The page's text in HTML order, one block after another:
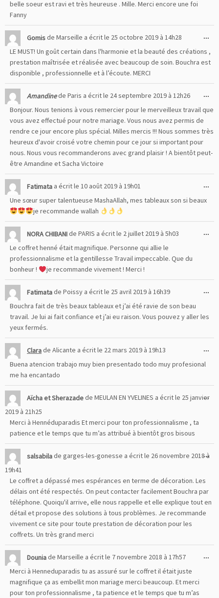
belle soeur est ravi et très heureuse . Mille. Merci encore une foi
Fanny
Gomisde Marseille a écrit le 25 octobre 2019 à 14h28
LE MUST! Un goût certain dans l'harmonie et la beauté des créations ,
prestation maîtrisée et réalisée avec beaucoup de soin. Bouchra est
disponible , professionnelle et à l’écoute. MERCI
...
Amandinede Paris a écrit le 24 septembre 2019 à 12h26
Bonjour. Nous tenions à vous remercier pour le merveilleux travail que
vous avez effectué pour notre mariage. Vous nous avez permis de
rendre ce jour encore plus spécial. Milles mercis !!! Nous sommes très
heureux d'avoir croisé votre chemin pour ce jour si important pour
nous. Nous vous recommanderons avec grand plaisir ! A bientôt peut-
être Amandine et Sacha Victoire
...
Fatimata a écrit le 10 août 2019 à 19h01
Une sœur super talentueuse MashaAllah, mes tableaux son si beaux
je recommande wallah
...
NORA CHIBANIde PARIS a écrit le 2 juillet 2019 à 5h03
Le coffret henné était magnifique. Personne qui allie le
professionnalisme et la gentillesse Travail impeccable. Que du
bonheur !
je recommande vivement ! Merci !
...
Fatimatade Poissy a écrit le 25 avril 2019 à 16h39
Bouchra fait de très beaux tableaux et j’ai été ravie de son beau
travail. Je lui ai fait confiance et j’ai eu raison. Vous pouvez y aller les
yeux fermés.
...
Clarade Alicante a écrit le 22 mars 2019 à 19h13
Buena atencion trabajo muy bien presentado todo muy profesional
me ha encantado
...
Aïcha et Sherazadede MEULAN EN YVELINES a écrit le 25 janvier
2019 à 21h25
Merci à Hennéduparadis Et merci pour ton professionnalisme , ta
patience et le temps que tu m’as attribué à bientôt gros bisous
...
salsabilade garges-les-gonesse a écrit le 26 novembre 2018à
19h41
Le coffret a dépassé mes espérances en terme de décoration. Les
délais ont été respectés. On peut contacter facilement Bouchra par
téléphone. Quoiqu'il arrive, elle nous rappelle et elle explique tout en
détail et propose des solutions à tous problèmes. Je recommande
vivement ce site pour toute prestation de décoration pour les
coffrets. Un très grand merci
...
Douniade Marseille a écrit le 7 novembre 2018 à 17h57
Merci à Henneduparadis tu as assuré sur le coffret il était juste
magnifique ça as embellit mon mariage merci beaucoup. Et merci
pour ton professionnalisme , ta patience et le temps que tu m’as
...